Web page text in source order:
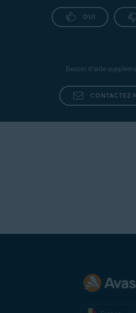
OUI
Besoin d’aide
CONTACTEZ-